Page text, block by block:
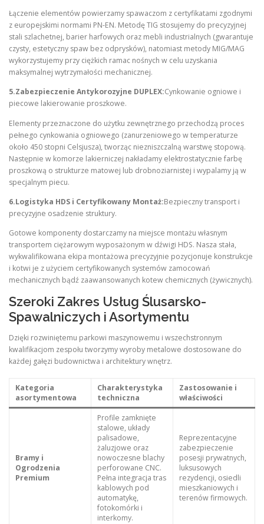
Łączenie elementów powierzamy spawaczom z certyfikatami zgodnymi
z europejskimi normami PN-EN. Metodę TIG stosujemy do precyzyjnej
stali szlachetnej, barier harfowych oraz mebli industrialnych (gwarantuje
czysty, estetyczny spaw bez odprysków), natomiast metody MIG/MAG
wykorzystujemy przy ciężkich ramac nośnych w celu uzyskania
maksymalnej wytrzymałości mechanicznej.
5.Zabezpieczenie Antykorozyjne DUPLEX:Cynkowanie ogniowe i
piecowe lakierowanie proszkowe.
Elementy przeznaczone do użytku zewnętrznego przechodzą proces
pełnego cynkowania ogniowego (zanurzeniowego w temperaturze
około 450 stopni Celsjusza), tworząc niezniszczalną warstwę stopową.
Następnie w komorze lakierniczej nakładamy elektrostatycznie farbę
proszkową o strukturze matowej lub drobnoziarnistej i wypalamy ją w
specjalnym piecu.
6.Logistyka HDS i Certyfikowany Montaż:Bezpieczny transport i
precyzyjne osadzenie struktury.
Gotowe komponenty dostarczamy na miejsce montażu własnym
transportem ciężarowym wyposażonym w dźwigi HDS. Nasza stała,
wykwalifikowana ekipa montażowa precyzyjnie pozycjonuje konstrukcje
i kotwi je z użyciem certyfikowanych systemów zamocowań
mechanicznych bądź zaawansowanych kotew chemicznych (żywicznych).
Szeroki Zakres Usług Ślusarsko-
Spawalniczych i Asortymentu
Dzięki rozwiniętemu parkowi maszynowemu i wszechstronnym
kwalifikacjom zespołu tworzymy wyroby metalowe dostosowane do
każdej gałęzi budownictwa i architektury wnętrz.
Kategoria
asortymentowa
Charakterystyka
techniczna
Zastosowanie i
właściwości
Bramy i
Ogrodzenia
Premium
Profile zamknięte
stalowe, układy
palisadowe,
żaluzjowe oraz
nowoczesne blachy
perforowane CNC.
Pełna integracja tras
kablowych pod
automatykę,
fotokomórki i
interkomy.
Reprezentacyjne
zabezpieczenie
posesji prywatnych,
luksusowych
rezydencji, osiedli
mieszkaniowych i
terenów firmowych.